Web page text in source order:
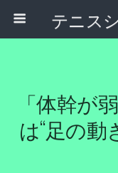
「体幹が
は“足の動